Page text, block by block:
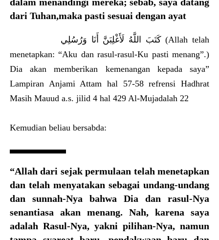
dari Tuhan,maka pasti sesuai dengan ayat
menetapkan: “Aku dan rasul-rasul-Ku pasti menang”.)
Dia akan memberikan kemenangan kepada saya”
Lampiran Anjami Attam hal 57-58 refrensi Hadhrat
Masih Mauud a.s. jilid 4 hal 429 Al-Mujadalah 22
Kemudian beliau bersabda:
“Allah dari sejak permulaan telah menetapkan
dan telah menyatakan sebagai undang-undang
dan sunnah-Nya bahwa Dia dan rasul-Nya
senantiasa akan menang. Nah, karena saya
adalah Rasul-Nya, yakni pilihan-Nya, namun